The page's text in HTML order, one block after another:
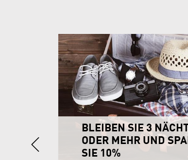
BLEIBEN SIE 3
ODER MEHR UND
SIE 10%